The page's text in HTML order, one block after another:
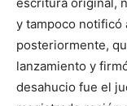
y tampoco notificó
posteriormente,
lanzamiento y
desahucio fue el